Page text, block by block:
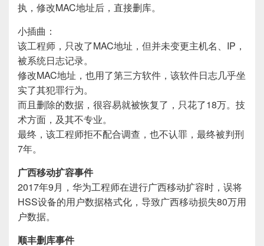
执，修改MAC地址后，直接删库。
小插曲：
该工程师，只改了MAC地址，但并未变更主机名、IP，
被系统日志记录。
修改MAC地址，也用了第三方软件，该软件日志几乎坐
实了其犯罪行为。
而且删除的数据，很容易就被恢复了，只花了18万。技
术方面，及其不专业。
最终，该工程师拒不配合调查，也不认罪，最终被判刑
7年。
广西移动扩容事件
2017年9月，华为工程师在进行广西移动扩容时，误将
HSS设备的用户数据格式化，导致广西移动损失80万用
户数据。
顺丰删库事件